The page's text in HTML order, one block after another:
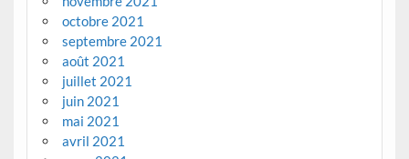
octobre 2021
septembre 2021
août 2021
juillet 2021
juin 2021
mai 2021
avril 2021